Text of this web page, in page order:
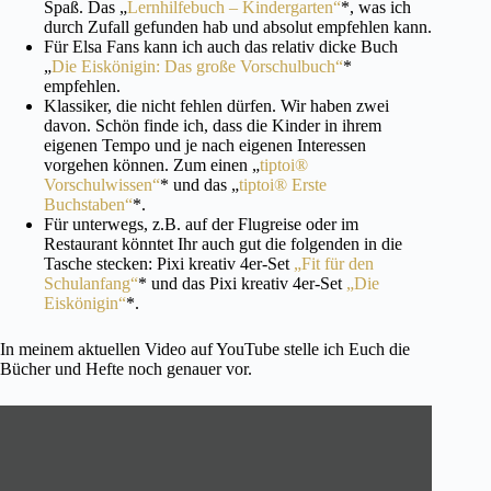
Spaß. Das „Lernhilfebuch – Kindergarten“*, was ich
durch Zufall gefunden hab und absolut empfehlen kann.
Für Elsa Fans kann ich auch das relativ dicke Buch
„Die Eiskönigin: Das große Vorschulbuch“*
empfehlen.
Klassiker, die nicht fehlen dürfen. Wir haben zwei
davon. Schön finde ich, dass die Kinder in ihrem
eigenen Tempo und je nach eigenen Interessen
vorgehen können. Zum einen „tiptoi®
Vorschulwissen“* und das „tiptoi® Erste
Buchstaben“*.
Für unterwegs, z.B. auf der Flugreise oder im
Restaurant könntet Ihr auch gut die folgenden in die
Tasche stecken: Pixi kreativ 4er-Set „Fit für den
Schulanfang“* und das Pixi kreativ 4er-Set „Die
Eiskönigin“*.
In meinem aktuellen Video auf YouTube stelle ich Euch die
Bücher und Hefte noch genauer vor.